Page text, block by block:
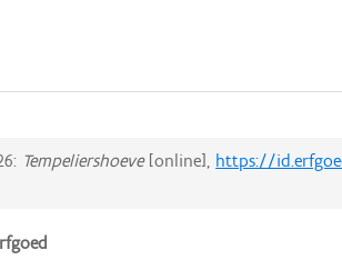
Tempeliershoeve[online], https://